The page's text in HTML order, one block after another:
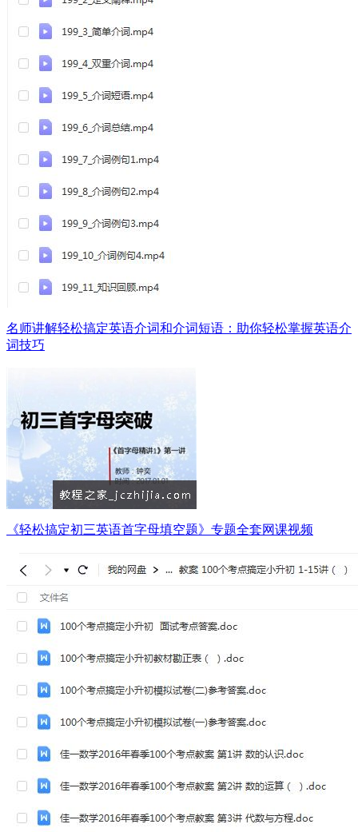
名师讲解轻松搞定英语介词和介词短语：助你轻松掌握英语介
词技巧
《轻松搞定初三英语首字母填空题》专题全套网课视频